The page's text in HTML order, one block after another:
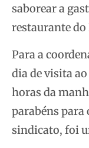
saborear a
restaurante
Para a
dia de visita
horas da
parabéns para
sindicato, foi